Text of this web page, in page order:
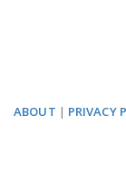
ABOUT | PRIVACY